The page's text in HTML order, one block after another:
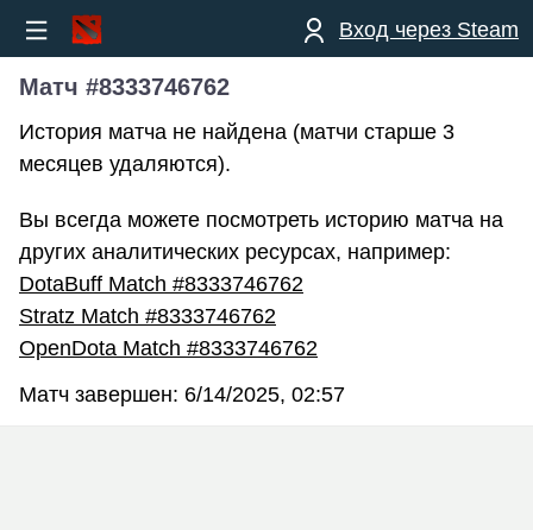
Вход через Steam
Матч #8333746762
История матча не найдена (матчи старше 3
месяцев удаляются).
Вы всегда можете посмотреть историю матча на
других аналитических ресурсах, например:
DotaBuff Match #8333746762
Stratz Match #8333746762
OpenDota Match #8333746762
Матч завершен: 6/14/2025, 02:57